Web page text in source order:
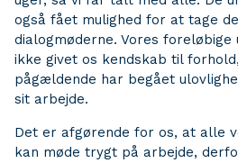
også fået mulighed for at tage
dialogmøderne. Vores
ikke givet os kendskab til
pågældende har begået
sit arbejde.
Det er afgørende for os, at alle
kan møde trygt på arbejde,